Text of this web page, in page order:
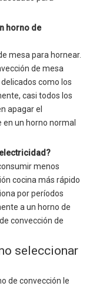
horno de
mesa para hornear.
de mesa
como los
casi todos los
apagar el
un horno normal
menos
cocina más rápido
por períodos
a un horno de
convección de
seleccionar
de convección le